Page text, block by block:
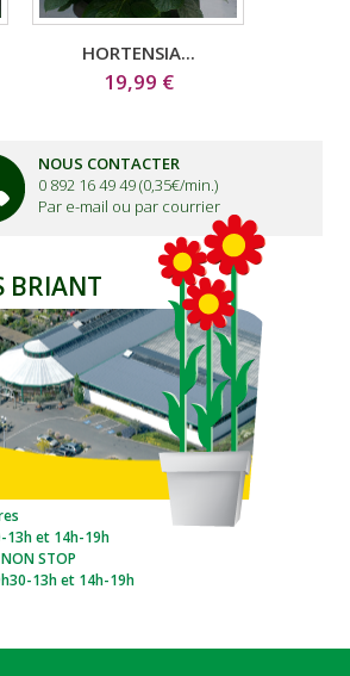
HORTENSIA...
19,99 €
NOUS CONTACTER
0 892 16 49 49 (0,35€/min.)
Par e-mail ou par courrier
BRIANT
13h et 14h-19h
STOP
13h et 14h-19h